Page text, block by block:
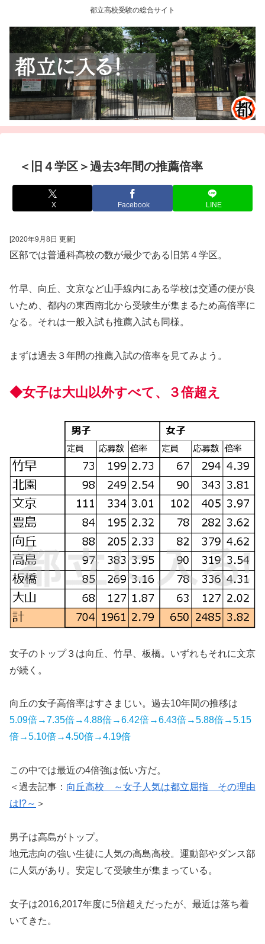
都立高校受験の総合サイト
＜旧４学区＞過去3年間の推薦倍率
X Facebook LINE
[2020年9月8日 更新]
区部では普通科高校の数が最少である旧第４学区。
竹早、向丘、文京など山手線内にある学校は交通の便が良
いため、都内の東西南北から受験生が集まるため高倍率に
なる。それは一般入試も推薦入試も同様。
まずは過去３年間の推薦入試の倍率を見てみよう。
◆女子は大山以外すべて、３倍超え
女子のトップ３は向丘、竹早、板橋。いずれもそれに文京
が続く。
向丘の女子高倍率はすさまじい。過去10年間の推移は
5.09倍→7.35倍→4.88倍→6.42倍→6.43倍→5.88倍→5.15
倍→5.10倍→4.50倍→4.19倍
この中では最近の4倍強は低い方だ。
＜過去記事： 向丘高校 ～女子人気は都立屈指 その理由
は!?～ ＞
男子は高島がトップ。
地元志向の強い生徒に人気の高島高校。運動部やダンス部
に人気があり。安定して受験生が集まっている。
女子は2016,2017年度に5倍超えだったが、最近は落ち着
いてきた。